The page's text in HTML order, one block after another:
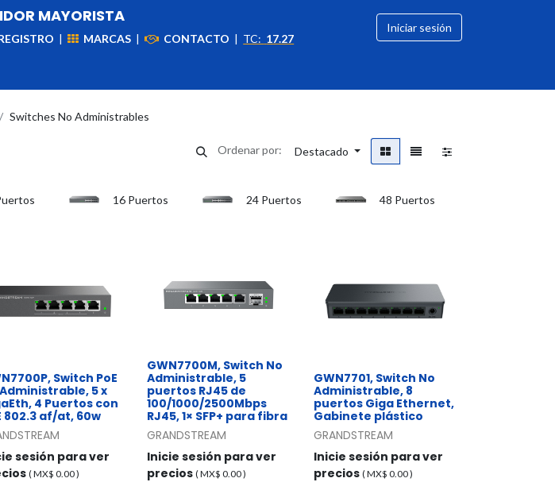
MAYORISTA
| MARCAS | CONTACTO | TC: 17.27
Iniciar sesión
Switches No Administrables
Ordenar por: Destacado
16 Puertos 24 Puertos 48 Puertos
Switch PoE
5 x
4 Puertos con
802.3 af/at, 60w
sesión para ver
( MX$ 0.00)
GWN7700M, Switch No
Administrable, 5
puertos RJ45 de
100/1000/2500Mbps
RJ45, 1× SFP+ para fibra
GRANDSTREAM
Inicie sesión para ver
precios ( MX$ 0.00)
GWN7701, Switch No
Administrable, 8
puertos Giga Ethernet,
Gabinete plástico
GRANDSTREAM
Inicie sesión para ver
precios ( MX$ 0.00)